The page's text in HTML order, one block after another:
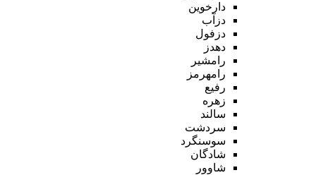
دارخوین
دزآب
دزفول
دهدز
رامشیر
رامهرمز
رفیع
زهره
سالند
سردشت
سوسنگرد
شادگان
شاوور